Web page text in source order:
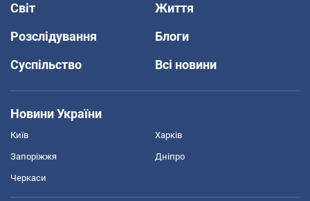
Світ
Життя
Розслідування
Блоги
Суспільство
Всі новини
Новини України
Київ Харків
Запоріжжя Дніпро
Черкаси